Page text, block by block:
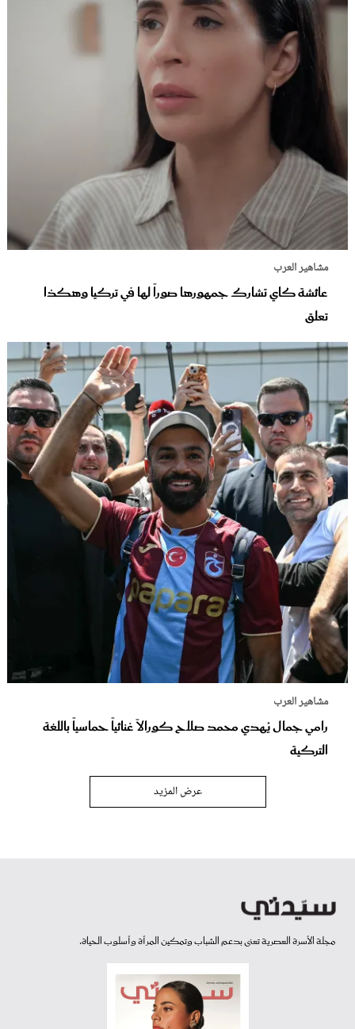
مشاهير العرب
عائشة كاي تشارك جمهورها صوراً لها في تركيا وهكذا
تعلق
مشاهير العرب
رامي جمال يُهدي محمد صلاح كورالاً غنائياً حماسياً باللغة
التركية
عرض المزيد
مجلة الأسرة العصرية تعنى بدعم الشباب وتمكين المرأة وأسلوب الحياة.